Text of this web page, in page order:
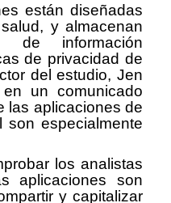
están diseñadas
y almacenan
de información
de privacidad de
del estudio, Jen
un comunicado
las aplicaciones de
especialmente
los analistas
aplicaciones son
y capitalizar